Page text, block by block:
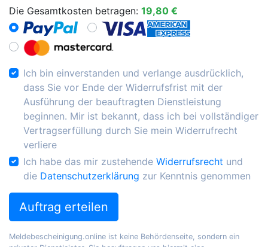
Die Gesamtkosten betragen: 19,80 €
Ich bin einverstanden und verlange ausdrücklich,
dass Sie vor Ende der Widerrufsfrist mit der
Ausführung der beauftragten Dienstleistung
beginnen. Mir ist bekannt, dass ich bei vollständiger
Vertragserfüllung durch Sie mein Widerrufrecht
verliere
Ich habe das mir zustehende Widerrufsrecht und
die Datenschutzerklärung zur Kenntnis genommen
Auftrag erteilen
Meldebescheinigung.online ist keine Behördenseite, sondern ein